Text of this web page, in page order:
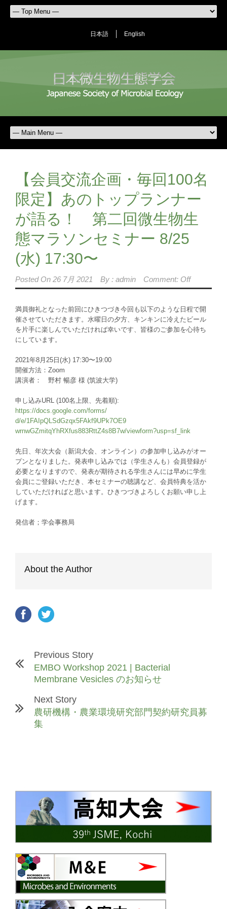
日本語 English
【会員交流企画・毎回100名
限定】あのトップランナー
が語る！ 第二回微生物生
態マラソンセミナー 8/25
(水) 17:30〜
Posted On 26 7月 2021 By : admin Comment: Off
満員御礼となった前回にひきつづき今回も以下のような日程で開
催させていただきます。水曜日の夕方、キンキンに冷えたビール
を片手に楽しんでいただければ幸いです、皆様のご参加を心待ち
にしています。
2021年8月25日(水) 17:30〜19:00
開催方法：Zoom
講演者： 野村 暢彦 様 (筑波大学)
申し込みURL (100名上限、先着順):
https://docs.google.com/forms/
d/e/1FAIpQLSdGzqx5FAkf9UPk7OE9
wrnwGZmitqYhRXfus883RttZ4s8B7w/viewform?usp=sf_link
先日、年次大会（新潟大会、オンライン）の参加申し込みがオー
プンとなりました。発表申し込みでは（学生さんも） 会員登録が
必要となりますので、発表が期待される学生さんには早めに学生
会員にご登録いただき、本セミナーの聴講など、会員特典を活か
していただければと思います。ひきつづきよろしくお願い申 し上
げます。
発信者；学会事務局
About the Author
Previous Story
EMBO Workshop 2021 | Bacterial
Membrane Vesicles のお知らせ
Next Story
農研機構・農業環境研究部門契約研究員募
集